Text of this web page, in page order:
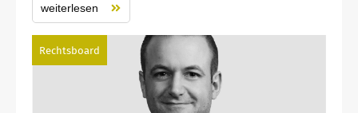
weiterlesen
Rechtsboard